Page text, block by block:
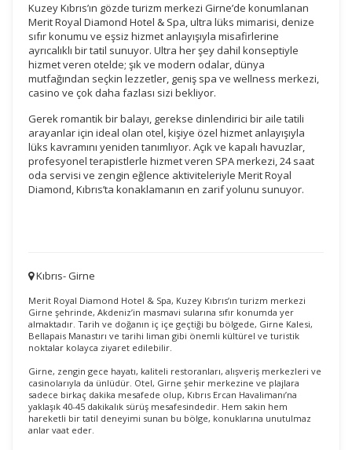
ÇEREZ KULLANIM AYARLARINIZ
Çerez tercihlerinizi
belirleyin.
Daha fazla bilgi içinKVKK bilgilendirmemizi
Zorunlu Çerezler HER ZAMAN AKTIF
Oturum yönetimi, güvenlik ve temel site işlevleri için
Kuzey Kıbrıs’ın gözde turizm merkezi Girne’de konumlanan
Merit Royal Diamond Hotel & Spa, ultra lüks mimarisi, denize
sıfır konumu ve eşsiz hizmet anlayışıyla misafirlerine
ayrıcalıklı bir tatil sunuyor. Ultra her şey dahil konseptiyle
hizmet veren otelde; şık ve modern odalar, dünya
mutfağından seçkin lezzetler, geniş spa ve wellness merkezi,
casino ve çok daha fazlası sizi bekliyor.
Gerek romantik bir balayı, gerekse dinlendirici bir aile tatili
arayanlar için ideal olan otel, kişiye özel hizmet anlayışıyla
lüks kavramını yeniden tanımlıyor. Açık ve kapalı havuzlar,
profesyonel terapistlerle hizmet veren SPA merkezi, 24 saat
oda servisi ve zengin eğlence aktiviteleriyle Merit Royal
Diamond, Kıbrıs’ta konaklamanın en zarif yolunu sunuyor.
Kıbrıs- Girne
Merit Royal Diamond Hotel & Spa, Kuzey Kıbrıs’ın turizm merkezi
Girne şehrinde, Akdeniz’in masmavi sularına sıfır konumda yer
almaktadır. Tarih ve doğanın iç içe geçtiği bu bölgede, Girne Kalesi,
Bellapais Manastırı ve tarihi liman gibi önemli kültürel ve turistik
noktalar kolayca ziyaret edilebilir.
Girne, zengin gece hayatı, kaliteli restoranları, alışveriş merkezleri ve
casinolarıyla da ünlüdür. Otel, Girne şehir merkezine ve plajlara
sadece birkaç dakika mesafede olup, Kıbrıs Ercan Havalimanı’na
yaklaşık 40-45 dakikalık sürüş mesafesindedir. Hem sakin hem
hareketli bir tatil deneyimi sunan bu bölge, konuklarına unutulmaz
anlar vaat eder.